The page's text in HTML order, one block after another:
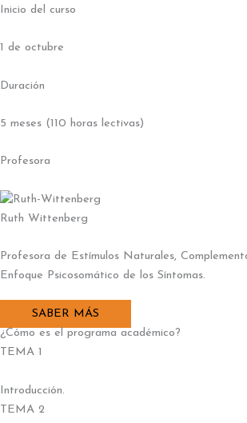
Inicio del curso
1 de octubre
Duración
5 meses (110 horas lectivas)
Profesora
Ruth Wittenberg
Profesora de Estímulos Naturales,
Enfoque Psicosomático de los Síntomas.
SABER MÁS
¿Cómo es el programa académico?
TEMA 1
Introducción.
TEMA 2